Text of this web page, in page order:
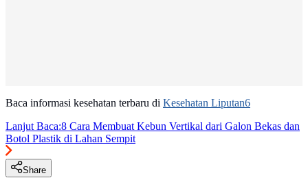
Baca informasi kesehatan terbaru di Kesehatan Liputan6
Lanjut Baca:8 Cara Membuat Kebun Vertikal dari Galon Bekas dan
Botol Plastik di Lahan Sempit
Share